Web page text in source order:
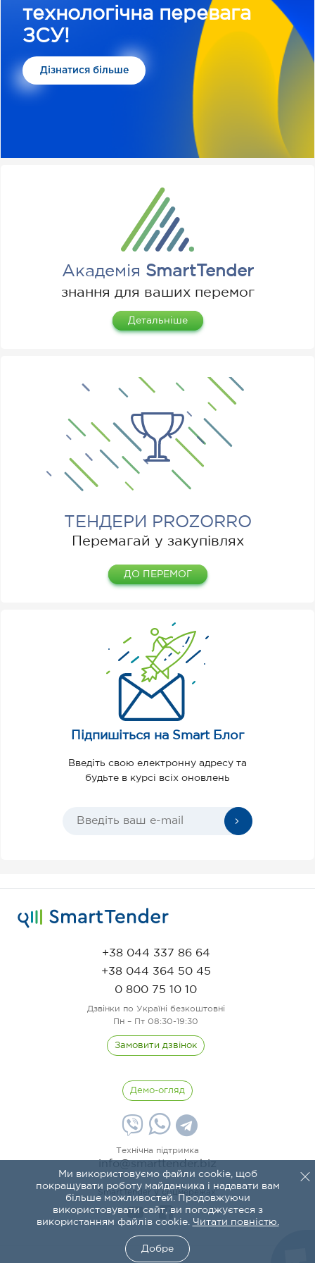
технологічна перевага
ЗСУ!
Дізнатися більше
Академія SmartTender
знання для ваших перемог
Детальніше
Підпишіться на Smart Блог
Введіть свою електронну адресу та
будьте в курсі всіх оновлень
ТЕНДЕРИ PROZORRO
Перемагай у закупівлях
ДО ПЕРЕМОГ
Ми використовуємо файли cookie, щоб
покращувати роботу майданчика і надавати вам
більше можливостей. Продовжуючи
використовувати сайт, ви погоджуєтеся з
використанням файлів cookie.
Читати повністю.
Добре
+38 044 337 86 64
+38 044 364 50 45
0 800 75 10 10
Дзвінки по Україні безкоштовні
Пн – Пт 08:30-19:30
Замовити дзвінок
Технічна підтримка
Демо-огляд
SmartTender у соцмережах: